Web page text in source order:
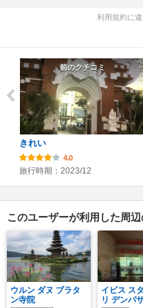
利用規約に
前のクチコミ
きれい
4.0
旅行時期：2023/12
このユーザーが利用した周辺
ウルン ダヌ ブラタ
ン寺院
イビス ス
リ デンパ